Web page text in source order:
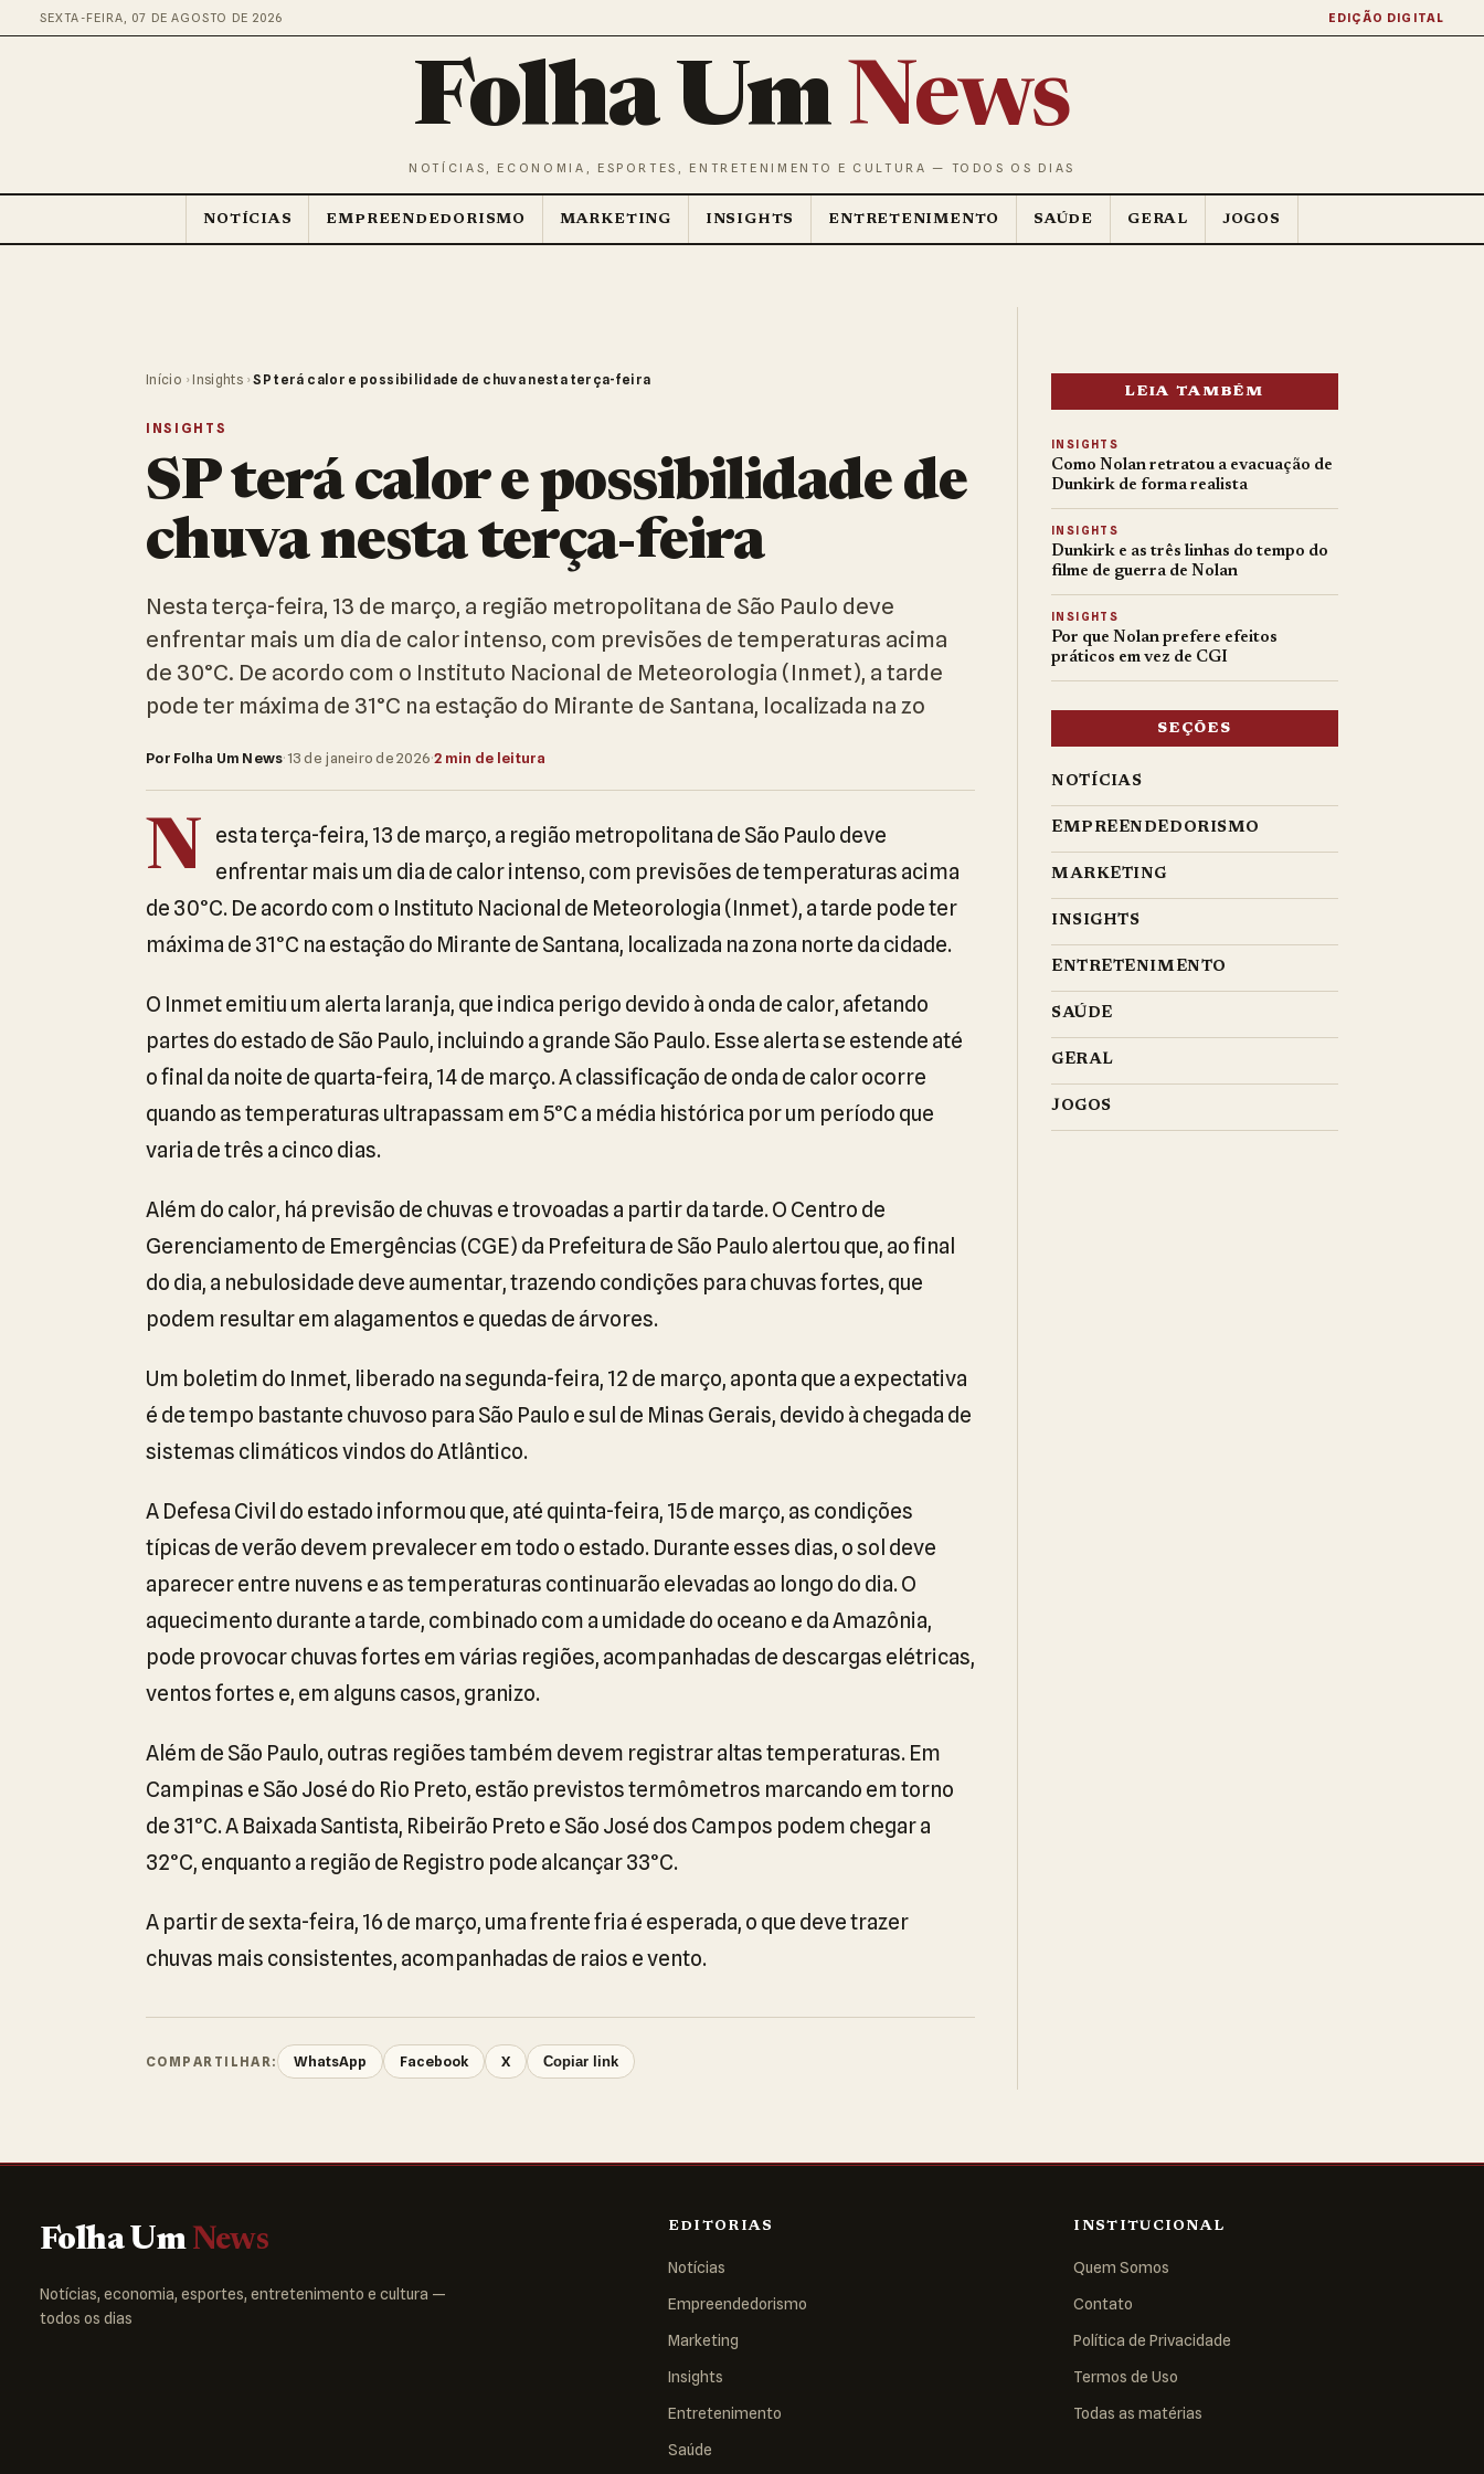
SEXTA-FEIRA, 07 DE AGOSTO DE 2026 EDIÇÃO DIGITAL
Folha Um News
NOTÍCIAS, ECONOMIA, ESPORTES, ENTRETENIMENTO E CULTURA — TODOS OS DIAS
NOTÍCIAS EMPREENDEDORISMO MARKETING INSIGHTS ENTRETENIMENTO SAÚDE GERAL JOGOS
Início › Insights › SP terá calor e possibilidade de chuva nesta terça-feira
INSIGHTS
SP terá calor e possibilidade de
chuva nesta terça-feira
Nesta terça-feira, 13 de março, a região metropolitana de São Paulo deve
enfrentar mais um dia de calor intenso, com previsões de temperaturas acima
de 30°C. De acordo com o Instituto Nacional de Meteorologia (Inmet), a tarde
pode ter máxima de 31°C na estação do Mirante de Santana, localizada na zo
Por Folha Um News·13 de janeiro de 2026·2 min de leitura
N
esta terça-feira, 13 de março, a região metropolitana de São Paulo deve
enfrentar mais um dia de calor intenso, com previsões de temperaturas acima
de 30°C. De acordo com o Instituto Nacional de Meteorologia (Inmet), a tarde pode ter
máxima de 31°C na estação do Mirante de Santana, localizada na zona norte da cidade.
O Inmet emitiu um alerta laranja, que indica perigo devido à onda de calor, afetando
partes do estado de São Paulo, incluindo a grande São Paulo. Esse alerta se estende até
o final da noite de quarta-feira, 14 de março. A classificação de onda de calor ocorre
quando as temperaturas ultrapassam em 5°C a média histórica por um período que
varia de três a cinco dias.
Além do calor, há previsão de chuvas e trovoadas a partir da tarde. O Centro de
Gerenciamento de Emergências (CGE) da Prefeitura de São Paulo alertou que, ao final
do dia, a nebulosidade deve aumentar, trazendo condições para chuvas fortes, que
podem resultar em alagamentos e quedas de árvores.
Um boletim do Inmet, liberado na segunda-feira, 12 de março, aponta que a expectativa
é de tempo bastante chuvoso para São Paulo e sul de Minas Gerais, devido à chegada de
sistemas climáticos vindos do Atlântico.
A Defesa Civil do estado informou que, até quinta-feira, 15 de março, as condições
típicas de verão devem prevalecer em todo o estado. Durante esses dias, o sol deve
aparecer entre nuvens e as temperaturas continuarão elevadas ao longo do dia. O
aquecimento durante a tarde, combinado com a umidade do oceano e da Amazônia,
pode provocar chuvas fortes em várias regiões, acompanhadas de descargas elétricas,
ventos fortes e, em alguns casos, granizo.
Além de São Paulo, outras regiões também devem registrar altas temperaturas. Em
Campinas e São José do Rio Preto, estão previstos termômetros marcando em torno
de 31°C. A Baixada Santista, Ribeirão Preto e São José dos Campos podem chegar a
32°C, enquanto a região de Registro pode alcançar 33°C.
A partir de sexta-feira, 16 de março, uma frente fria é esperada, o que deve trazer
chuvas mais consistentes, acompanhadas de raios e vento.
COMPARTILHAR: WhatsApp Facebook X Copiar link
LEIA TAMBÉM
INSIGHTS
Como Nolan retratou a evacuação de
Dunkirk de forma realista
INSIGHTS
Dunkirk e as três linhas do tempo do
filme de guerra de Nolan
INSIGHTS
Por que Nolan prefere efeitos
práticos em vez de CGI
SEÇÕES
NOTÍCIAS
EMPREENDEDORISMO
MARKETING
INSIGHTS
ENTRETENIMENTO
SAÚDE
GERAL
JOGOS
Folha Um News
Notícias, economia, esportes, entretenimento e cultura —
todos os dias
EDITORIAS
Notícias
Empreendedorismo
Marketing
Insights
Entretenimento
Saúde
INSTITUCIONAL
Quem Somos
Contato
Política de Privacidade
Termos de Uso
Todas as matérias